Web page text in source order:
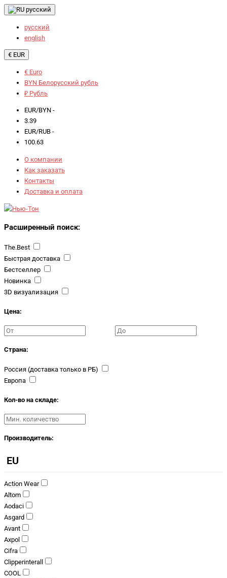
русский
русский
english
€ EUR
€ Euro
BYN Белорусский рубль
₽ Рубль
EUR/BYN -
3.39
EUR/RUB -
100.63
О компании
Как заказать
Контакты
Доставка и оплата
Расширенный поиск:
The.Best
Быстрая доставка
Бестселлер
Новинка
3D визуализация
Цена:
Страна:
Россия (доставка только в РБ)
Европа
Кол-во на складе:
Производитель:
EU
Action Wear
Altom
Aodaci
Asgard
Avant
Axpol
Cifra
Clipperinterall
COOL